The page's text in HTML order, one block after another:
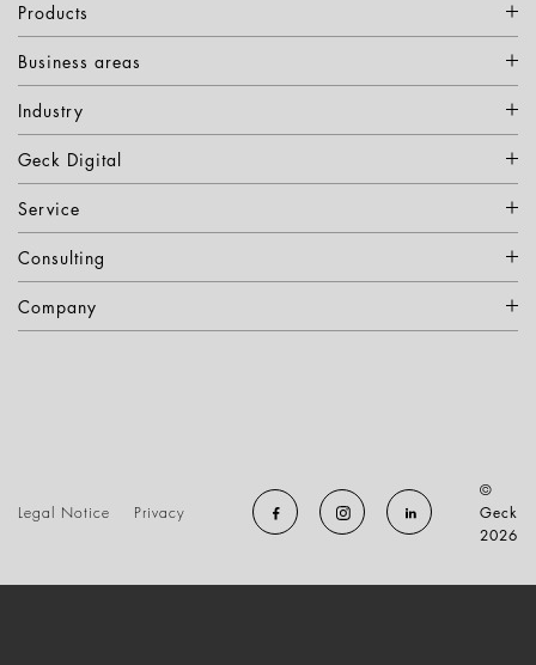
Products
Business areas
Industry
Geck Digital
Service
Consulting
Company
Legal Notice Privacy
©
Geck
2026